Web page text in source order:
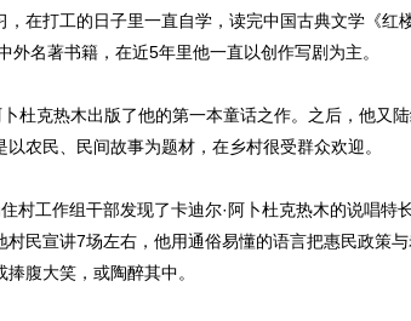
，在打工的日子里一直自学，读完中国古典文学《红
外名著书籍，在近5年里他一直以创作写剧为主。
克热木出版了他的第一本童话之作。之后，他又陆
农民、民间故事为题材，在乡村很受群众欢迎。
工作组干部发现了卡迪尔·阿卜杜克热木的说唱特长
村民宣讲7场左右，他用通俗易懂的语言把惠民政策
腹大笑，或陶醉其中。